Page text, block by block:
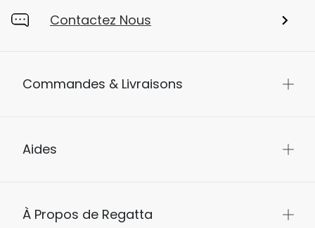
Contactez Nous
Commandes & Livraisons
Aides
À Propos de Regatta